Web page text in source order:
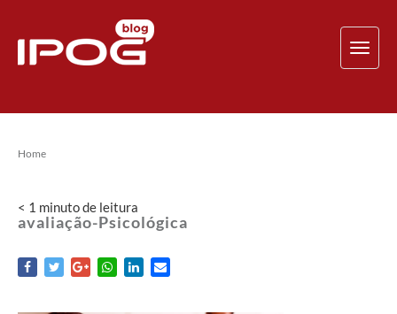
Home
< 1 minutode leitura
avaliação-Psicológica